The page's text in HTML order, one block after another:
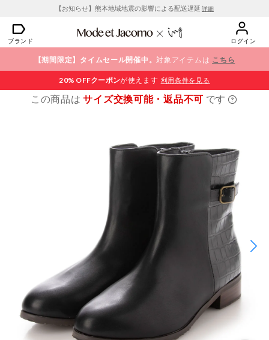
【お知らせ】熊本地域地震の影響による配送遅延 詳細
ブランド ログイン
【期間限定】タイムセール開催中。対象アイテムは こちら
20% OFFクーポンが使えます 利用条件を見る
この商品はサイズ交換可能・返品不可 です